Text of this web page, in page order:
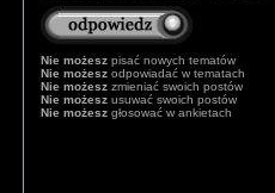
Nie możesz pisać nowych tematów
Nie możesz odpowiadać w tematach
Nie możesz zmieniać swoich postów
Nie możesz usuwać swoich postów
Nie możesz głosować w ankietach